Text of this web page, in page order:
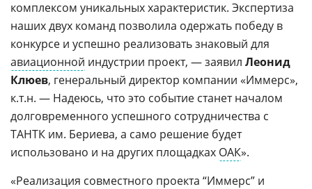
комплексом уникальных характеристик. Экспертиза
наших двух команд позволила одержать победу в
конкурсе и успешно реализовать знаковый для
авиационной индустрии проект, — заявил Леонид
Клюев, генеральный директор компании «Иммерс»,
к.т.н. — Надеюсь, что это событие станет началом
долговременного успешного сотрудничества с
ТАНТК им. Бериева, а само решение будет
использовано и на других площадках ОАК».
«Реализация совместного проекта “Иммерс” и